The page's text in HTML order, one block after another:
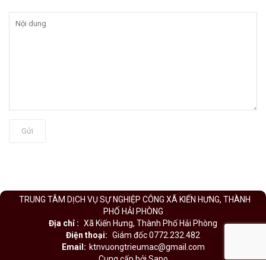
Gửi
TRUNG TÂM DỊCH VỤ SỰ NGHIỆP CÔNG XÃ KIẾN HƯNG, THÀNH
PHỐ HẢI PHÒNG
Địa chỉ : Xã Kiến Hưng, Thành Phố Hải Phòng
Điện thoại: Giám đốc 0772.232.482
Email: ktnvuongtrieumac@gmail.com